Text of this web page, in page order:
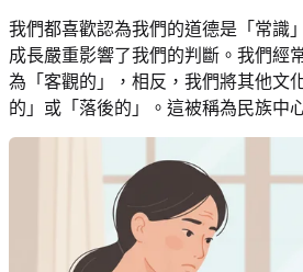
我們都喜歡認為我們的道德是「常識
成長嚴重影響了我們的判斷。我們經
為「客觀的」，相反，我們將其他文
的」或「落後的」。這被稱為民族中